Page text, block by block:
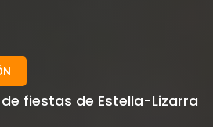
de fiestas de Estella-Lizarra